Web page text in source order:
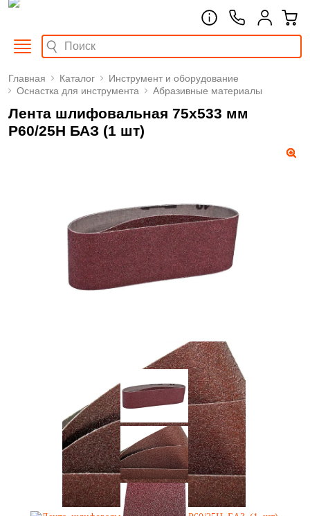
Главная Каталог
Инструмент и оборудование
Оснастка для инструмента
Абразивные материалы
Лента шлифовальная 75х533 мм
Р60/25H БАЗ (1 шт)